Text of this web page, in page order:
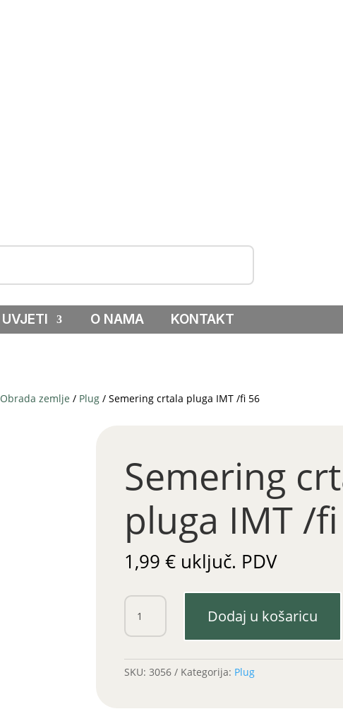
UVJETI O NAMA KONTAKT
Obrada zemlje / Plug / Semering crtala pluga IMT /fi 56
Semering
pluga IMT /
1,99 € uključ. PDV
Semering
crtala
pluga
/fi
Dodaj u košaricu
SKU: 3056 Kategorija: Plug